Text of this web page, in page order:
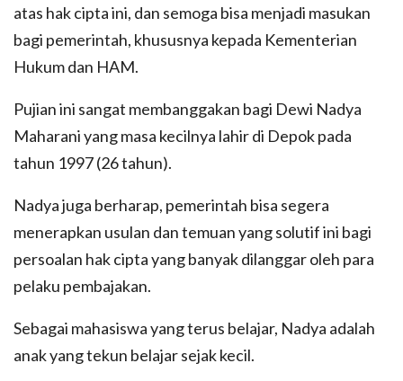
atas hak cipta ini, dan semoga bisa menjadi masukan
bagi pemerintah, khususnya kepada Kementerian
Hukum dan HAM.
Pujian ini sangat membanggakan bagi Dewi Nadya
Maharani yang masa kecilnya lahir di Depok pada
tahun 1997 (26 tahun).
Nadya juga berharap, pemerintah bisa segera
menerapkan usulan dan temuan yang solutif ini bagi
persoalan hak cipta yang banyak dilanggar oleh para
pelaku pembajakan.
Sebagai mahasiswa yang terus belajar, Nadya adalah
anak yang tekun belajar sejak kecil.